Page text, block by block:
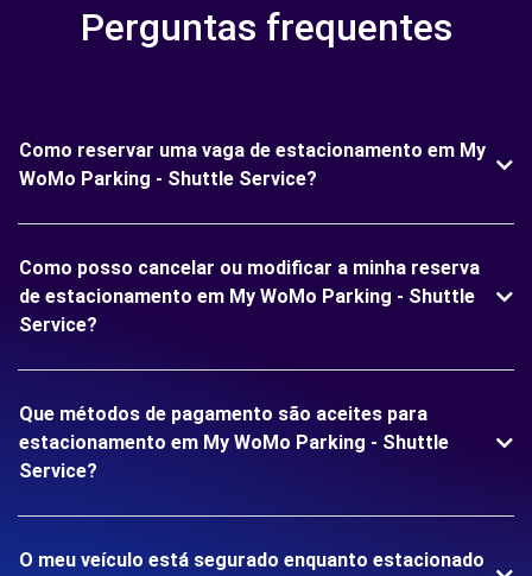
Perguntas frequentes
Como reservar uma vaga de estacionamento em My
WoMo Parking - Shuttle Service?
Como posso cancelar ou modificar a minha reserva
de estacionamento em My WoMo Parking - Shuttle
Service?
Que métodos de pagamento são aceites para
estacionamento em My WoMo Parking - Shuttle
Service?
O meu veículo está segurado enquanto estacionado